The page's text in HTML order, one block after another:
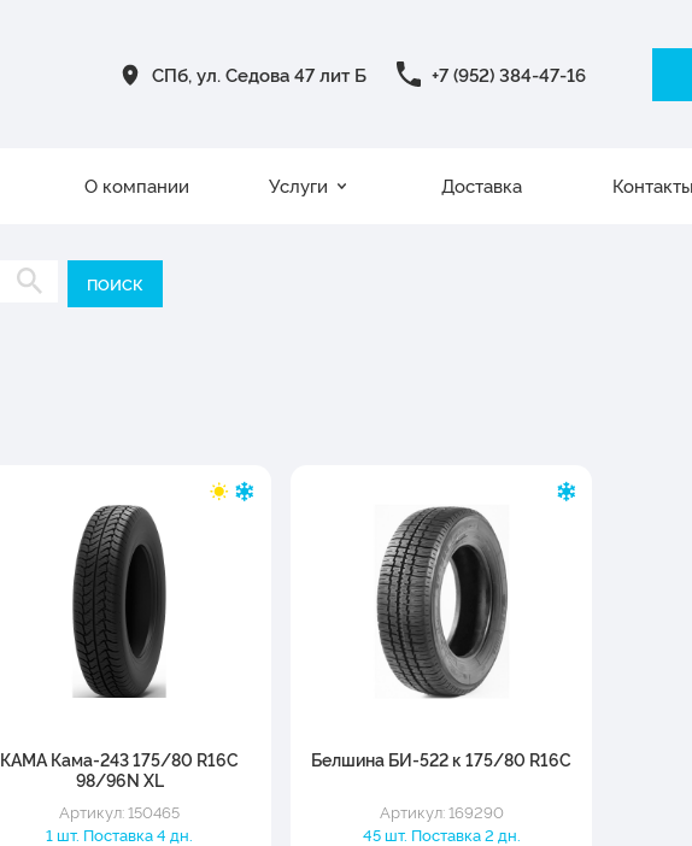
СПб, ул. Седова 47 лит Б +7 (952) 384-47-16
О компании Услуги Доставка Контакты
КАМА Кама-243 175/80 R16C
98/96N XL
Артикул: 150465
1 шт. Поставка 4 дн.
Белшина БИ-522 к 175/80 R16C
Артикул: 169290
45 шт. Поставка 2 дн.